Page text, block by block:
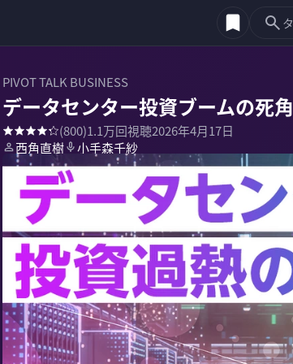
PIVOT TALK BUSINESS
データセンター投資ブームの死角
(800)1.1万回視聴2026年4月17日
西角直樹
小手森千紗